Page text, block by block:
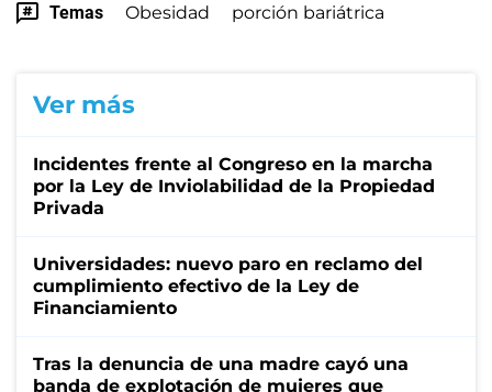
Temas Obesidad porción bariátrica
Ver más
Incidentes frente al Congreso en la marcha
por la Ley de Inviolabilidad de la Propiedad
Privada
Universidades: nuevo paro en reclamo del
cumplimiento efectivo de la Ley de
Financiamiento
Tras la denuncia de una madre cayó una
banda de explotación de mujeres que